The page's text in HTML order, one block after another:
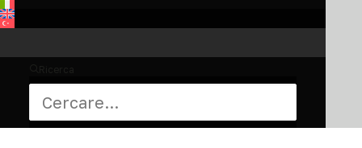
Iscriviti alla newsletter